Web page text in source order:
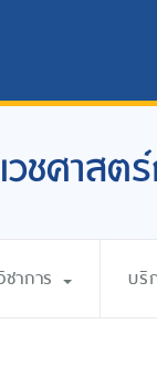
วชศาสต
าการ บริ